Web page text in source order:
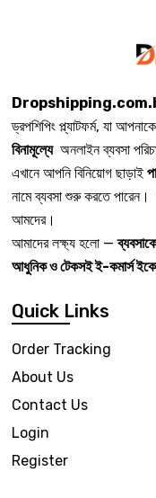
ড্রপশিপিং প্ল্যাটফর্ম, যা
বিনামূল্যেঅনলাইন ব্যবসা
এখানে আপনি বিনিয়োগ ছাড়াই
নামে ব্যবসা শুরু করতে পারেন।
আমদের।
আমাদের লক্ষ্য হলো —
আধুনিক ও টেকসই ই-কমার্স
Quick Links
Order Tracking
About Us
Contact Us
Login
Register